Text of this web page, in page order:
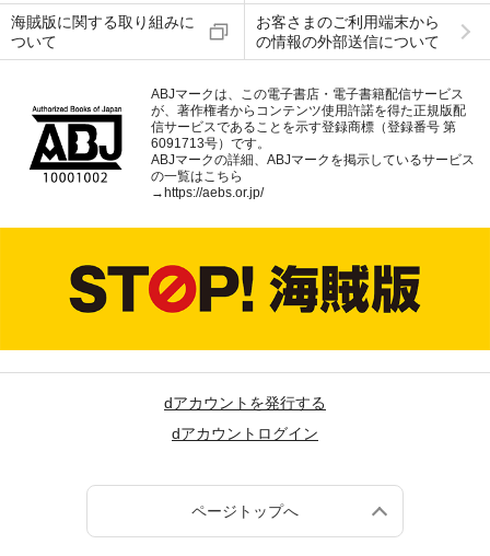
海賊版に関する取り組みに
ついて
お客さまのご利用端末から
の情報の外部送信について
ABJマークは、この電子書店・電子書籍配信サービス
が、著作権者からコンテンツ使用許諾を得た正規版配
信サービスであることを示す登録商標（登録番号 第
6091713号）です。
ABJマークの詳細、ABJマークを掲示しているサービス
の一覧はこちら
→ https://aebs.or.jp/
dアカウントを発行する
dアカウントログイン
ページトップへ